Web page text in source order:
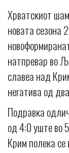
Хрватскиот
новата сезона
натпревар во
славеа над
негатива од
Подравка
од 4:0 уште во
Крим полека